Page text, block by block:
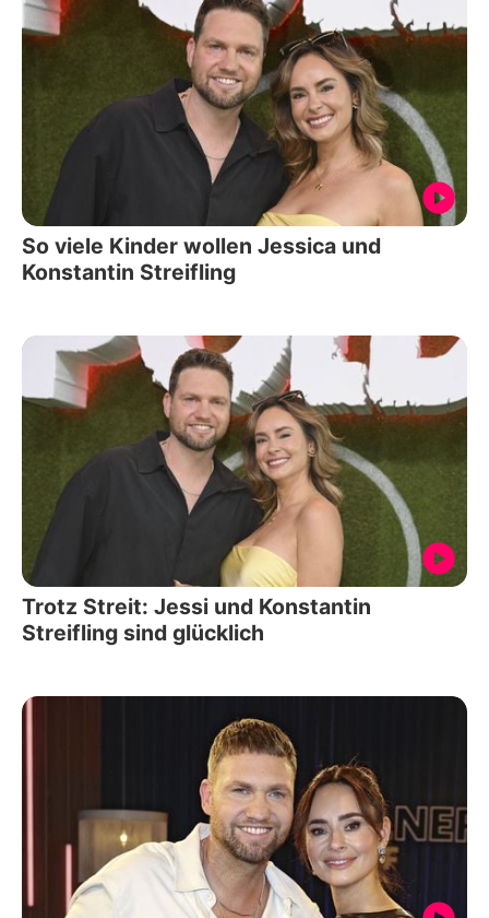
So viele Kinder wollen Jessica und
Konstantin Streifling
Trotz Streit: Jessi und Konstantin
Streifling sind glücklich